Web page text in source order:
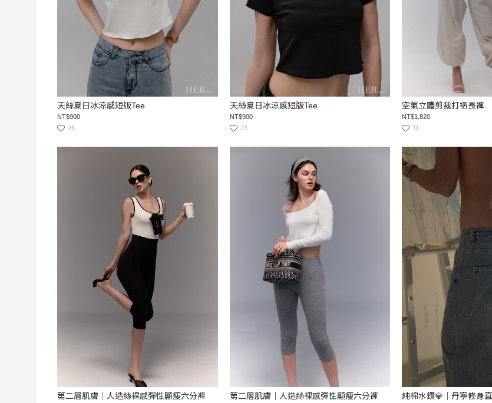
天絲夏日冰涼感短版Tee
NT$900
26
天絲夏日冰涼感短版Tee
NT$900
23
空氣立體剪裁打褶長褲
NT$1,820
11
第二層肌膚｜人造絲裸感彈性顯瘦六分褲 第二層肌膚｜人造絲裸感彈性顯瘦六分褲 純棉水鑽💎｜丹寧修身